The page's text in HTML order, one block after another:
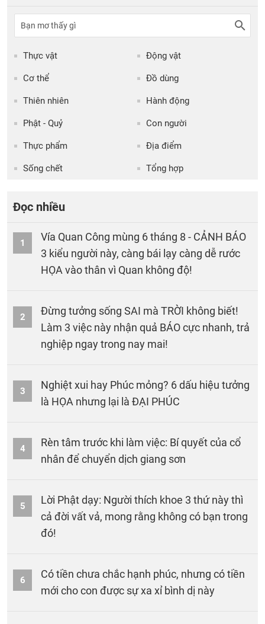
Thực vật Động vật
Cơ thể Đồ dùng
Thiên nhiên Hành động
Phật - Quỷ Con người
Thực phẩm Địa điểm
Sống chết Tổng hợp
Đọc nhiều
1
Vía Quan Công mùng 6 tháng 8 - CẢNH BÁO
3 kiểu người này, càng bái lạy càng dễ rước
HỌA vào thân vì Quan không độ!
2
Đừng tưởng sống SAI mà TRỜI không biết!
Làm 3 việc này nhận quả BÁO cực nhanh, trả
nghiệp ngay trong nay mai!
3
Nghiệt xui hay Phúc mỏng? 6 dấu hiệu tưởng
là HỌA nhưng lại là ĐẠI PHÚC
4
Rèn tâm trước khi làm việc: Bí quyết của cổ
nhân để chuyển dịch giang sơn
5
Lời Phật dạy: Người thích khoe 3 thứ này thì
cả đời vất vả, mong rằng không có bạn trong
đó!
6
Có tiền chưa chắc hạnh phúc, nhưng có tiền
mới cho con được sự xa xỉ bình dị này